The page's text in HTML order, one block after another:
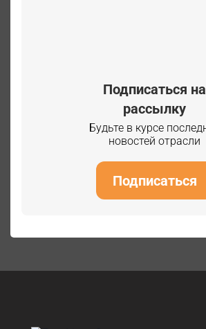
Подписаться на
рассылку
Будьте в курсе
новостей отрасли
Подписаться